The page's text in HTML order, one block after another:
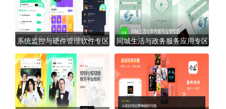
系统监控与硬件管理软件专区 同城生活与政务服务应用专区